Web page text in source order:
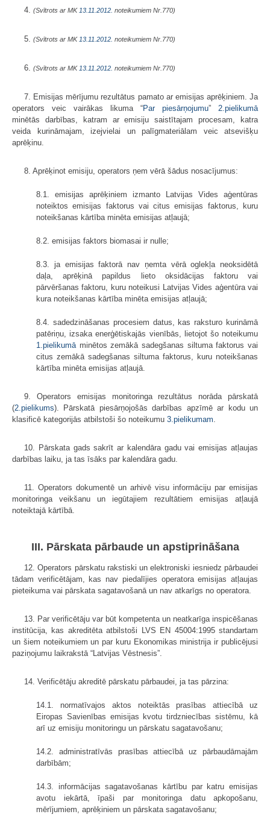
4. (Svītrots ar MK 13.11.2012. noteikumiem Nr.770)
5. (Svītrots ar MK 13.11.2012. noteikumiem Nr.770)
6. (Svītrots ar MK 13.11.2012. noteikumiem Nr.770)
7. Emisijas mērījumu rezultātus pamato ar emisijas aprēķiniem. Ja
operators veic vairākas likuma “Par piesārņojumu” 2.pielikumā
minētās darbības, katram ar emisiju saistītajam procesam, katra
veida kurināmajam, izejvielai un palīgmateriālam veic atsevišķu
aprēķinu.
8. Aprēķinot emisiju, operators ņem vērā šādus nosacījumus:
8.1. emisijas aprēķiniem izmanto Latvijas Vides aģentūras
noteiktos emisijas faktorus vai citus emisijas faktorus, kuru
noteikšanas kārtība minēta emisijas atļaujā;
8.2. emisijas faktors biomasai ir nulle;
8.3. ja emisijas faktorā nav ņemta vērā oglekļa neoksidētā
daļa, aprēķinā papildus lieto oksidācijas faktoru vai
pārvēršanas faktoru, kuru noteikusi Latvijas Vides aģentūra vai
kura noteikšanas kārtība minēta emisijas atļaujā;
8.4. sadedzināšanas procesiem datus, kas raksturo kurināmā
patēriņu, izsaka enerģētiskajās vienībās, lietojot šo noteikumu
1.pielikumāminētos zemākā sadegšanas siltuma faktorus vai
citus zemākā sadegšanas siltuma faktorus, kuru noteikšanas
kārtība minēta emisijas atļaujā.
9. Operators emisijas monitoringa rezultātus norāda pārskatā
(2.pielikums). Pārskatā piesārņojošās darbības apzīmē ar kodu un
klasificē kategorijās atbilstoši šo noteikumu 3.pielikumam.
10. Pārskata gads sakrīt ar kalendāra gadu vai emisijas atļaujas
darbības laiku, ja tas īsāks par kalendāra gadu.
11. Operators dokumentē un arhivē visu informāciju par emisijas
monitoringa veikšanu un iegūtajiem rezultātiem emisijas atļaujā
noteiktajā kārtībā.
III. Pārskata pārbaude un apstiprināšana
12. Operators pārskatu rakstiski un elektroniski iesniedz pārbaudei
tādam verificētājam, kas nav piedalījies operatora emisijas atļaujas
pieteikuma vai pārskata sagatavošanā un nav atkarīgs no operatora.
13. Par verificētāju var būt kompetenta un neatkarīga inspicēšanas
institūcija, kas akreditēta atbilstoši LVS EN 45004:1995 standartam
un šiem noteikumiem un par kuru Ekonomikas ministrija ir publicējusi
paziņojumu laikrakstā “Latvijas Vēstnesis”.
14. Verificētāju akreditē pārskatu pārbaudei, ja tas pārzina:
14.1. normatīvajos aktos noteiktās prasības attiecībā uz
Eiropas Savienības emisijas kvotu tirdzniecības sistēmu, kā
arī uz emisiju monitoringu un pārskatu sagatavošanu;
14.2. administratīvās prasības attiecībā uz pārbaudāmajām
darbībām;
14.3. informācijas sagatavošanas kārtību par katru emisijas
avotu iekārtā, īpaši par monitoringa datu apkopošanu,
mērījumiem, aprēķiniem un pārskata sagatavošanu;